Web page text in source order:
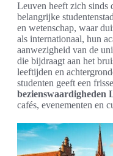
Leuven heeft zich sinds
belangrijke
en wetenschap, waar
als internationaal, hun
aanwezigheid van de
die bijdraagt aan het
leeftijden en
studenten geeft een
bezienswaardigheden
cafés, evenementen en